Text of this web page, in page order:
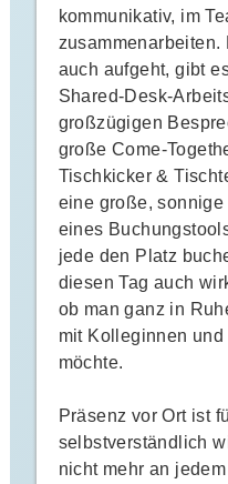
kommunikativ, im
auch aufgeht, gibt
Shared-Desk-
großzügigen
große Come-
Tischkicker &
eine große,
eines
jede den Platz
diesen Tag auch
ob man ganz in
mit Kolleginnen
möchte.
Präsenz vor Ort ist
selbstverständlich
nicht mehr an